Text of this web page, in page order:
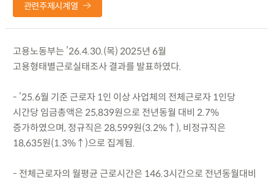
관련주제시계열
고용노동부는 ’26.4.30.(목) 2025년 6월
고용형태별근로실태조사 결과를 발표하였다.
- ’25.6월 기준 근로자 1인 이상 사업체의 전체근로자 1인당
시간당 임금총액은 25,839원으로 전년동월 대비 2.7%
증가하였으며, 정규직은 28,599원(3.2%↑), 비정규직은
18,635원(1.3%↑)으로 집계됨.
- 전체근로자의 월평균 근로시간은 146.3시간으로 전년동월대비